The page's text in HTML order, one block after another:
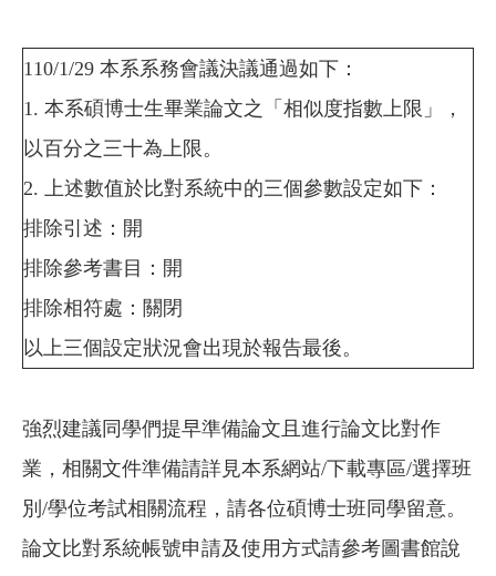
110/1/29 本系系務會議決議通過如下：
1. 本系碩博士生畢業論文之「相似度指數上限」，
以百分之三十為上限。
2. 上述數值於比對系統中的三個參數設定如下：
排除引述：開
排除參考書目：開
排除相符處：關閉
以上三個設定狀況會出現於報告最後。
強烈建議同學們提早準備論文且進行論文比對作
業，相關文件準備請詳見本系網站/下載專區/選擇班
別/學位考試相關流程，請各位碩博士班同學留意。
論文比對系統帳號申請及使用方式請參考圖書館說